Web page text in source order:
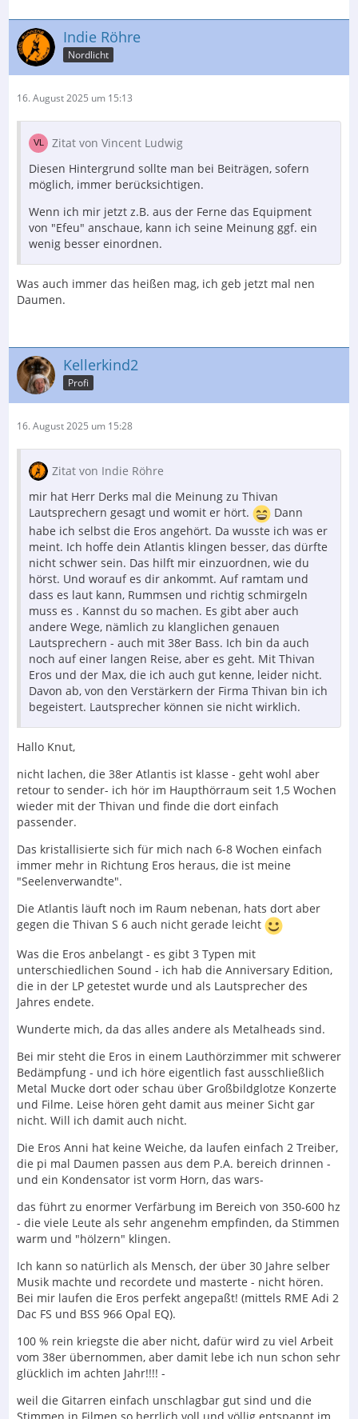
Indie Röhre
Nordlicht
16. August 2025 um 15:13
Zitat von Vincent Ludwig
Diesen Hintergrund sollte man bei Beiträgen, sofern
möglich, immer berücksichtigen.
Wenn ich mir jetzt z.B. aus der Ferne das Equipment
von "Efeu" anschaue, kann ich seine Meinung ggf. ein
wenig besser einordnen.
Was auch immer das heißen mag, ich geb jetzt mal nen
Daumen.
Kellerkind2
Profi
16. August 2025 um 15:28
Zitat von Indie Röhre
mir hat Herr Derks mal die Meinung zu Thivan
Lautsprechern gesagt und womit er hört.
Dann
habe ich selbst die Eros angehört. Da wusste ich was er
meint. Ich hoffe dein Atlantis klingen besser, das dürfte
nicht schwer sein. Das hilft mir einzuordnen, wie du
hörst. Und worauf es dir ankommt. Auf ramtam und
dass es laut kann, Rummsen und richtig schmirgeln
muss es . Kannst du so machen. Es gibt aber auch
andere Wege, nämlich zu klanglichen genauen
Lautsprechern - auch mit 38er Bass. Ich bin da auch
noch auf einer langen Reise, aber es geht. Mit Thivan
Eros und der Max, die ich auch gut kenne, leider nicht.
Davon ab, von den Verstärkern der Firma Thivan bin ich
begeistert. Lautsprecher können sie nicht wirklich.
Hallo Knut,
nicht lachen, die 38er Atlantis ist klasse - geht wohl aber
retour to sender- ich hör im Haupthörraum seit 1,5 Wochen
wieder mit der Thivan und finde die dort einfach
passender.
Das kristallisierte sich für mich nach 6-8 Wochen einfach
immer mehr in Richtung Eros heraus, die ist meine
"Seelenverwandte".
Die Atlantis läuft noch im Raum nebenan, hats dort aber
gegen die Thivan S 6 auch nicht gerade leicht
Was die Eros anbelangt - es gibt 3 Typen mit
unterschiedlichen Sound - ich hab die Anniversary Edition,
die in der LP getestet wurde und als Lautsprecher des
Jahres endete.
Wunderte mich, da das alles andere als Metalheads sind.
Bei mir steht die Eros in einem Lauthörzimmer mit schwerer
Bedämpfung - und ich höre eigentlich fast ausschließlich
Metal Mucke dort oder schau über Großbildglotze Konzerte
und Filme. Leise hören geht damit aus meiner Sicht gar
nicht. Will ich damit auch nicht.
Die Eros Anni hat keine Weiche, da laufen einfach 2 Treiber,
die pi mal Daumen passen aus dem P.A. bereich drinnen -
und ein Kondensator ist vorm Horn, das wars-
das führt zu enormer Verfärbung im Bereich von 350-600 hz
- die viele Leute als sehr angenehm empfinden, da Stimmen
warm und "hölzern" klingen.
Ich kann so natürlich als Mensch, der über 30 Jahre selber
Musik machte und recordete und masterte - nicht hören.
Bei mir laufen die Eros perfekt angepaßt! (mittels RME Adi 2
Dac FS und BSS 966 Opal EQ).
100 % rein kriegste die aber nicht, dafür wird zu viel Arbeit
vom 38er übernommen, aber damit lebe ich nun schon sehr
glücklich im achten Jahr!!!! -
weil die Gitarren einfach unschlagbar gut sind und die
Stimmen in Filmen so herrlich voll und völlig entspannt im